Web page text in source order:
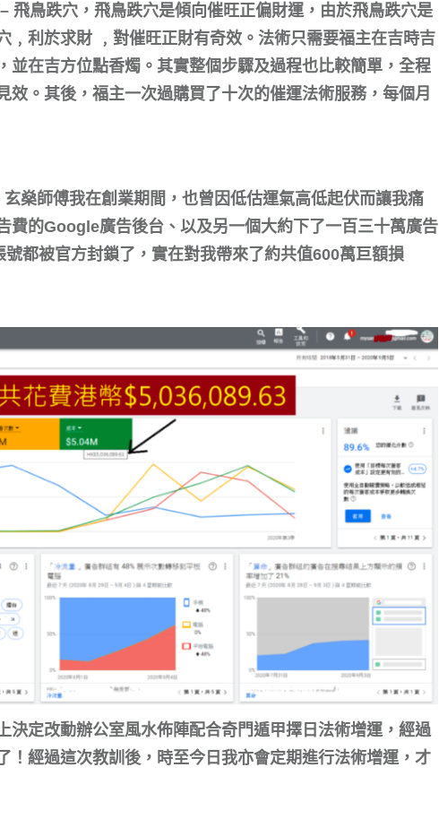
飛鳥跌穴，飛鳥跌穴是傾向催旺正偏財運，由於飛鳥跌穴是
﹐利於求財 ﹐對催旺正財有奇效。法術只需要福主在吉時吉
並在吉方位點香燭。其實整個步驟及過程也比較簡單，全程
。其後，福主一次過購買了十次的催運法術服務，每個月
燊師傅我在創業期間，也曾因低估運氣高低起伏而讓我痛
費的Google廣告後台、以及另一個大約下了一百三十萬廣告
都被官方封鎖了，實在對我帶來了約共值600萬巨額損
決定改動辦公室風水佈陣配合奇門遁甲擇日法術增運，經過
！經過這次教訓後，時至今日我亦會定期進行法術增運，才